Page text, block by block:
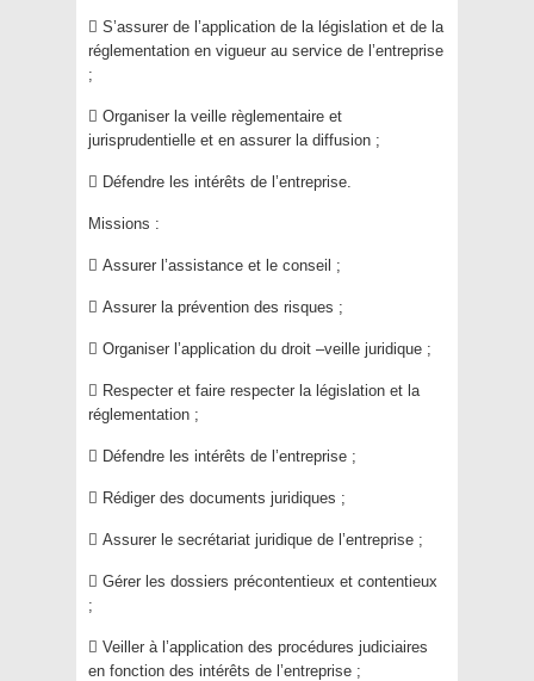
 S’assurer de l’application de la législation et de la
réglementation en vigueur au service de l’entreprise
;
 Organiser la veille règlementaire et
jurisprudentielle et en assurer la diffusion ;
 Défendre les intérêts de l’entreprise.
Missions :
 Assurer l’assistance et le conseil ;
 Assurer la prévention des risques ;
 Organiser l’application du droit –veille juridique ;
 Respecter et faire respecter la législation et la
réglementation ;
 Défendre les intérêts de l’entreprise ;
 Rédiger des documents juridiques ;
 Assurer le secrétariat juridique de l’entreprise ;
 Gérer les dossiers précontentieux et contentieux
;
 Veiller à l’application des procédures judiciaires
en fonction des intérêts de l’entreprise ;